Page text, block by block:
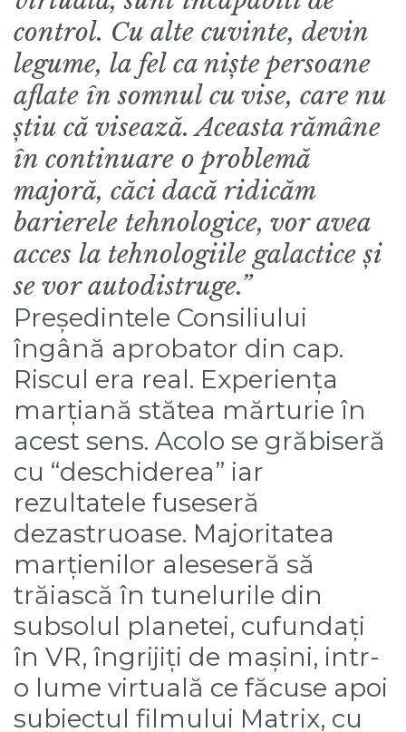
control. Cu alte cuvinte, devin
legume, la fel ca niște persoane
aflate în somnul cu vise, care nu
știu că visează. Aceasta rămâne
în continuare o problemă
majoră, căci dacă ridicăm
barierele tehnologice, vor avea
acces la tehnologiile galactice și
se vor autodistruge.”
Președintele Consiliului
îngână aprobator din cap.
Riscul era real. Experiența
marțiană stătea mărturie în
acest sens. Acolo se grăbiseră
cu “deschiderea” iar
rezultatele fuseseră
dezastruoase. Majoritatea
marțienilor aleseseră să
trăiască în tunelurile din
subsolul planetei, cufundați
în VR, îngrijiți de mașini, intr-
o lume virtuală ce făcuse apoi
subiectul filmului Matrix, cu